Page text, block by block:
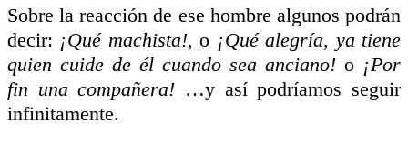
Sobre la reacción de ese hombre algunos podrán
decir: ¡Qué machista!, o ¡Qué alegría, ya tiene
quien cuide de él cuando sea anciano! o ¡Por
fin una compañera! …y así podríamos seguir
infinitamente.